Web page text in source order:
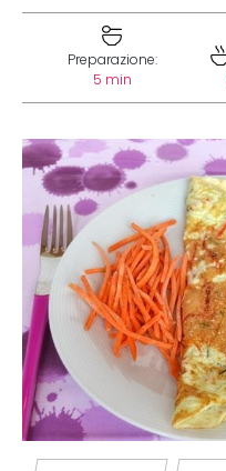
Preparazione:
5 min